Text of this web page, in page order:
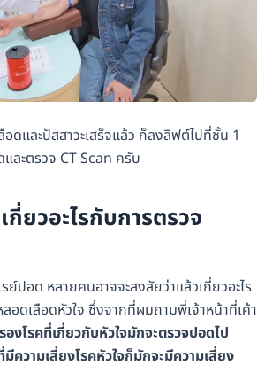
ดและปัสสาวะเสร็จแล้ว ก็ลงลิฟต์ไปที่ชั้น 1
ละตรวจ CT Scan ครับ
กี่ยวอะไรกับการตรวจ
ย์ปอด หลายคนอาจจะสงสัยว่าแล้วเกี่ยวอะไร
อดเลือดหัวใจ ซึ่งจากที่ผมถามพี่เจ้าหน้าที่เค้า
งโรคที่เกี่ยวกับหัวใจมักจะตรวจปอดไป
ความเสี่ยงโรคหัวใจก็มักจะมีความเสี่ยง